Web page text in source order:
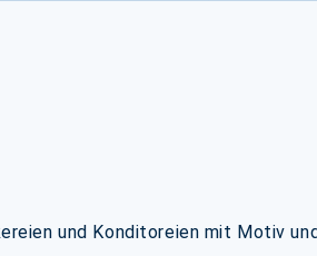
und Konditoreien mit Motiv